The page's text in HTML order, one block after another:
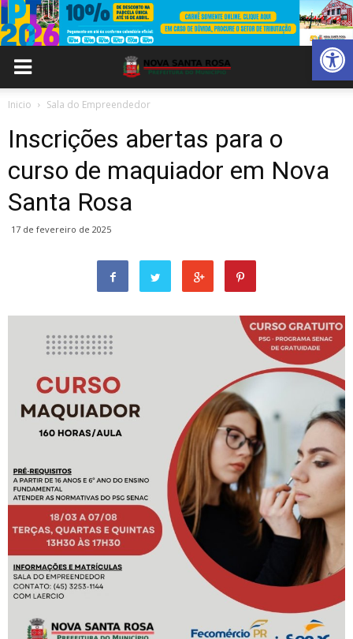
Abrir
Inicio Sala do Empreendedor
Inscrições abertas para o
curso de maquiador em Nova
Santa Rosa
17 de fevereiro de 2025